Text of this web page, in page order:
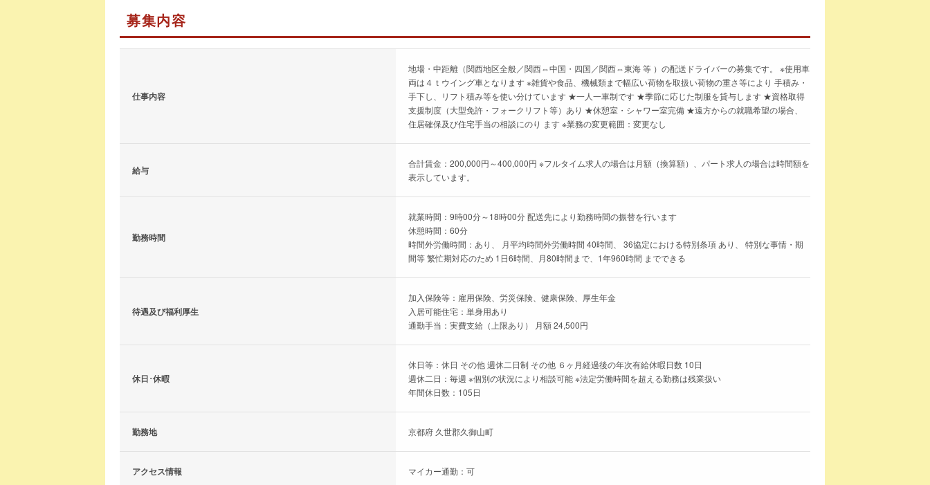
募集内容
仕事内容
地場・中距離（関西地区全般／関西⇔中国・四国／関西⇔東海 等 ）の配送ドライバーの募集です。 ※使用車
両は４ｔウイング車となります ※雑貨や食品、機械類まで幅広い荷物を取扱い荷物の重さ等により 手積み・
手下し、リフト積み等を使い分けています ★一人一車制です ★季節に応じた制服を貸与します ★資格取得
支援制度（大型免許・フォークリフト等）あり ★休憩室・シャワー室完備 ★遠方からの就職希望の場合、
住居確保及び住宅手当の相談にのり ます ※業務の変更範囲：変更なし
給与
合計賃金：200,000円～400,000円 ※フルタイム求人の場合は月額（換算額）、パート求人の場合は時間額を
表示しています。
勤務時間
就業時間：9時00分～18時00分 配送先により勤務時間の振替を行います
休憩時間：60分
時間外労働時間：あり、 月平均時間外労働時間 40時間、 36協定における特別条項 あり、 特別な事情・期
間等 繁忙期対応のため 1日6時間、月80時間まで、1年960時間 までできる
待遇及び福利厚生
加入保険等：雇用保険、労災保険、健康保険、厚生年金
入居可能住宅：単身用あり
通勤手当：実費支給（上限あり） 月額 24,500円
休日･休暇
休日等：休日 その他 週休二日制 その他 ６ヶ月経過後の年次有給休暇日数 10日
週休二日：毎週 ※個別の状況により相談可能 ※法定労働時間を超える勤務は残業扱い
年間休日数：105日
勤務地 京都府 久世郡久御山町
アクセス情報 マイカー通勤：可